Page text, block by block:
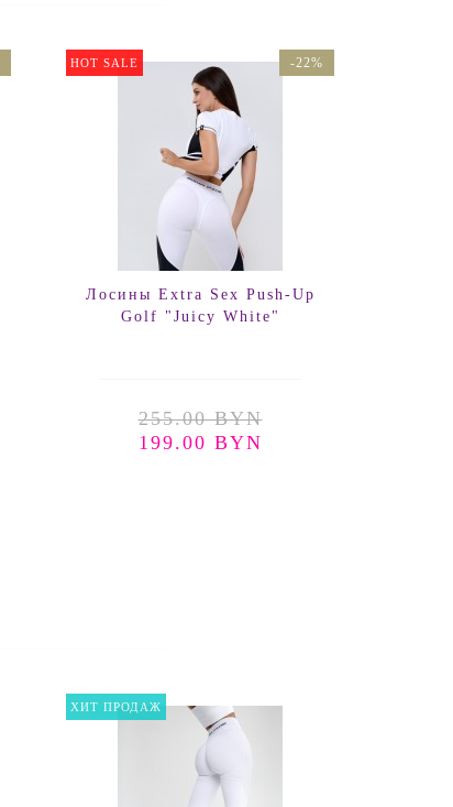
HOT SALE -22%
Лосины Extra Sex Push-Up
Golf "Juicy White"
255.00 BYN
199.00 BYN
ХИТ ПРОДАЖ